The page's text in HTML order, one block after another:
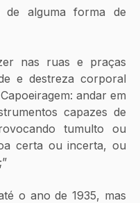
de alguma forma de
nas ruas e praças
e destreza corporal
andar em
capazes de
tumulto ou
certa ou incerta, ou
o ano de 1935, mas